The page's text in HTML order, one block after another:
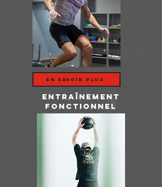
en savoir plus
entraînement
fonctionnel